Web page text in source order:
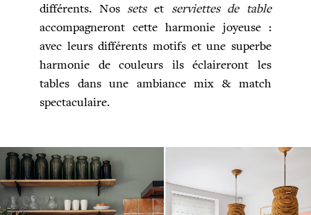
différents. Nos setset serviettes de table
accompagneront cette harmonie joyeuse :
avec leurs différents motifs et une superbe
harmonie de couleurs ils éclaireront les
tables dans une ambiance mix & match
spectaculaire.